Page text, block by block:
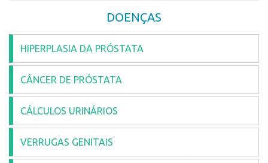
DOENÇAS
HIPERPLASIA DA PRÓSTATA
CÂNCER DE PRÓSTATA
CÁLCULOS URINÁRIOS
VERRUGAS GENITAIS